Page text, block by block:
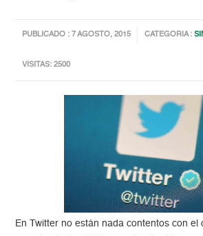
PUBLICADO : 7 AGOSTO, 2015 CATEGORIA :
VISITAS: 2500
En Twitter no están nada contentos con el